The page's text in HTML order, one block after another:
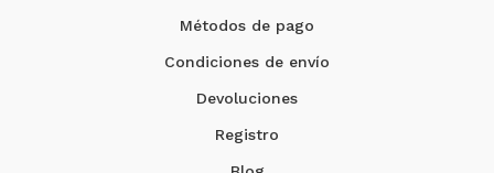
Métodos de pago
Condiciones de envío
Devoluciones
Registro